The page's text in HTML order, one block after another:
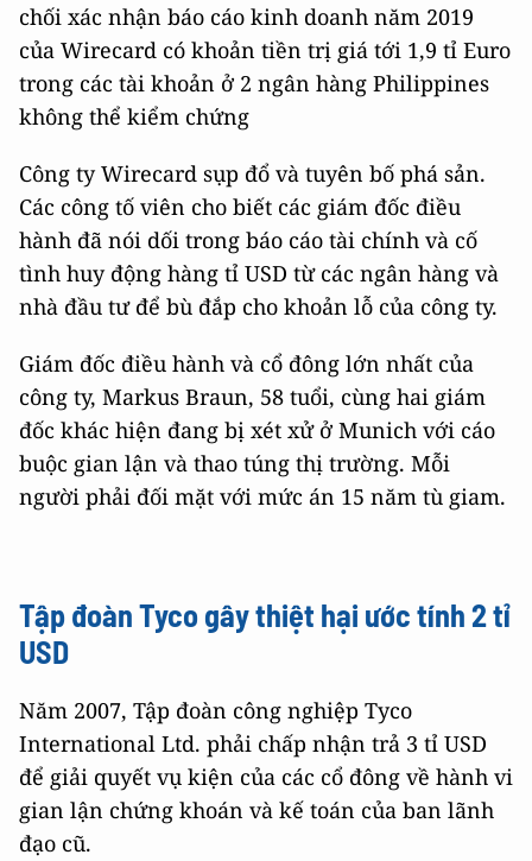
chối xác nhận báo cáo kinh doanh năm 2019
của Wirecard có khoản tiền trị giá tới 1,9 tỉ Euro
trong các tài khoản ở 2 ngân hàng Philippines
không thể kiểm chứng
Công ty Wirecard sụp đổ và tuyên bố phá sản.
Các công tố viên cho biết các giám đốc điều
hành đã nói dối trong báo cáo tài chính và cố
tình huy động hàng tỉ USD từ các ngân hàng và
nhà đầu tư để bù đắp cho khoản lỗ của công ty.
Giám đốc điều hành và cổ đông lớn nhất của
công ty, Markus Braun, 58 tuổi, cùng hai giám
đốc khác hiện đang bị xét xử ở Munich với cáo
buộc gian lận và thao túng thị trường. Mỗi
người phải đối mặt với mức án 15 năm tù giam.
Tập đoàn Tyco gây thiệt hại ước tính 2 tỉ
USD
Năm 2007, Tập đoàn công nghiệp Tyco
International Ltd. phải chấp nhận trả 3 tỉ USD
để giải quyết vụ kiện của các cổ đông về hành vi
gian lận chứng khoán và kế toán của ban lãnh
đạo cũ.